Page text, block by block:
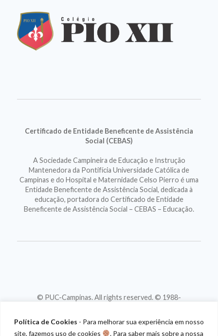
Política de Cookies - Para melhorar sua experiência em nosso
site, fazemos uso de cookies
. Para saber mais sobre a nossa
Certificado de Entidade Beneficente de Assistência
Social (CEBAS)
A Sociedade Campineira de Educação e Instrução
Mantenedora da Pontifícia Universidade Católica de
Campinas e do Hospital e Maternidade Celso Pierro é uma
Entidade Beneficente de Assistência Social, dedicada à
educação, portadora do Certificado de Entidade
Beneficente de Assistência Social – CEBAS – Educação.
© PUC-Campinas. All rights reserved. © 1988-